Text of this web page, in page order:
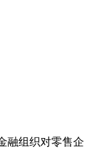
融组织对零售企